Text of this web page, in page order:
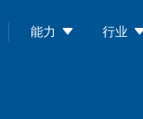
能力  行业